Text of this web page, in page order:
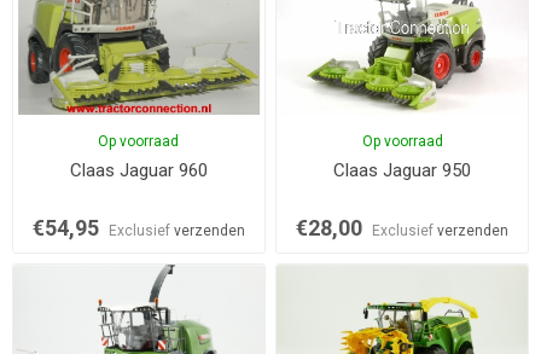
Op voorraad
Claas Jaguar 960
€54,95 Exclusief verzenden
Op voorraad
Claas Jaguar 950
€28,00 Exclusiefverzenden